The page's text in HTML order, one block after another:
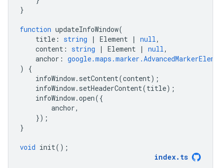
}
function updateInfoWindow(
title : string | Element | null,
content : string | Element | null,
anchor :
)
{
infoWindow. setContent(content);
infoWindow. setHeaderContent(title);
infoWindow.open({
anchor,
});
}
void init();
index. ts